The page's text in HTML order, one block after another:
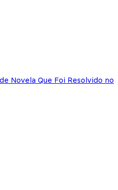
Novela Que Foi Resolvido no